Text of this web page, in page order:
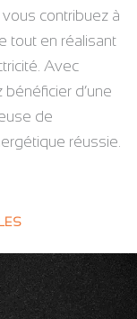
contribuez à
tout en réalisant
Avec
d’une
de
réussie.